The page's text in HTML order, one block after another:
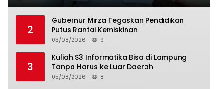
2
Gubernur Mirza Tegaskan Pendidikan
Putus Rantai Kemiskinan
03/08/2026 9
3
Kuliah S3 Informatika Bisa di Lampung
Tanpa Harus ke Luar Daerah
05/08/2026 8